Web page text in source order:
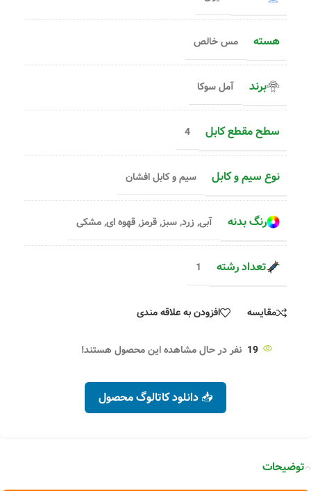
هسته مس خالص
برند آمل سوکا
سطح مقطع کابل 4
نوع سیم و کابل سیم و کابل افشان
رنگ بدنه آبی,زرد,سبز,قرمز,قهوه ای,مشکی
تعداد رشته 1
مقایسه افزودن به علاقه مندی
19 نفر در حال مشاهده این محصول هستند!
📥 دانلود کاتالوگ محصول
توضیحات